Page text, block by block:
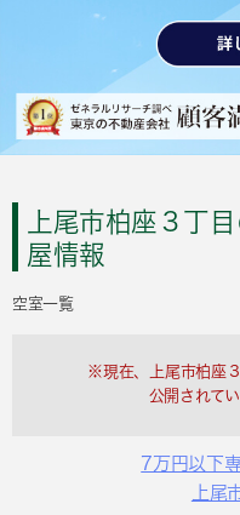
上尾市柏座３丁
屋情報
空室一覧
※現在、上尾市柏座
公開されて
7万円以下
上尾